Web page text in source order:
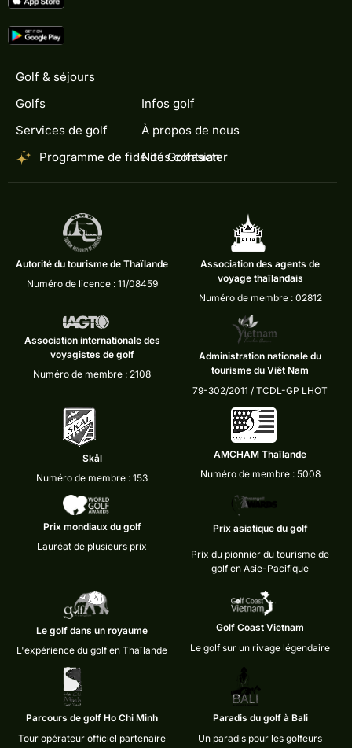
Golf & séjours
Golfs
Services de golf
Programme de fidélité Golfasian
Infos golf
À propos de nous
Nous contacter
Autorité du tourisme de Thaïlande
Numéro de licence : 11/08459
Association des agents de
voyage thaïlandais
Numéro de membre : 02812
Association internationale des
voyagistes de golf
Numéro de membre : 2108
Administration nationale du
tourisme du Viêt Nam
79-302/2011 / TCDL-GP LHOT
Skål
Numéro de membre : 153
AMCHAM Thaïlande
Numéro de membre : 5008
Prix mondiaux du golf
Lauréat de plusieurs prix
Prix asiatique du golf
Prix du pionnier du tourisme de
golf en Asie-Pacifique
Le golf dans un royaume
L'expérience du golf en Thaïlande
Golf Coast Vietnam
Le golf sur un rivage légendaire
Parcours de golf Ho Chi Minh
Tour opérateur officiel partenaire
Paradis du golf à Bali
Un paradis pour les golfeurs